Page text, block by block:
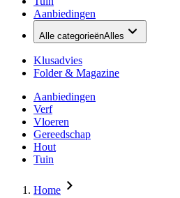
Aanbiedingen
Alle categorieënAlles
Klusadvies
Folder & Magazine
Aanbiedingen
Verf
Vloeren
Gereedschap
Hout
Tuin
Home